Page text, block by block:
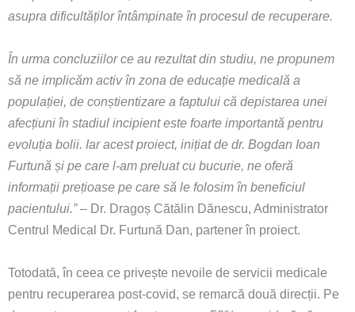
asupra dificultăților întâmpinate în procesul de recuperare.
În urma concluziilor ce au rezultat din studiu, ne propunem
să ne implicăm activ în zona de educație medicală a
populației, de conștientizare a faptului că depistarea unei
afecțiuni în stadiul incipient este foarte importantă pentru
evoluția bolii. Iar acest proiect, inițiat de dr. Bogdan Ioan
Furtună și pe care l-am preluat cu bucurie, ne oferă
informații prețioase pe care să le folosim în beneficiul
pacientului.”– Dr. Dragoș Cătălin Dănescu, Administrator
Centrul Medical Dr. Furtună Dan, partener în proiect.
Totodată, în ceea ce privește nevoile de servicii medicale
pentru recuperarea post-covid, se remarcă două direcții. Pe